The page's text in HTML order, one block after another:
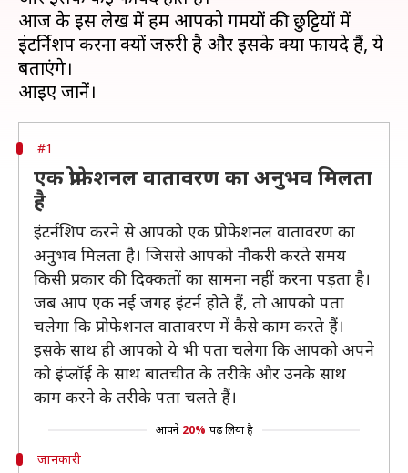
आज के इस लेख में हम आपको गर्मियों की छुट्टियों में
इंटर्निशप करना क्यों जरुरी है और इसके क्या फायदे हैं, ये
बताएंगे।
#1
एक प्रोफेशनल वातावरण का अनुभव मिलता
है
इंटर्नशिप करने से आपको एक प्रोफेशनल वातावरण का
अनुभव मिलता है। जिससे आपको नौकरी करते समय
किसी प्रकार की दिक्कतों का सामना नहीं करना पड़ता है।
जब आप एक नई जगह इंटर्न होते हैं, तो आपको पता
चलेगा कि प्रोफेशनल वातावरण में कैसे काम करते हैं।
इसके साथ ही आपको ये भी पता चलेगा कि आपको अपने
को इंप्लॉई के साथ बातचीत के तरीके और उनके साथ
काम करने के तरीके पता चलते हैं।
आपने 20% पढ़ लिया है
जानकारी